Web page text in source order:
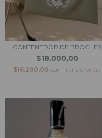
CONTENEDOR DE BROCHES
$18.000,00
$16.200,00 con Transferencia